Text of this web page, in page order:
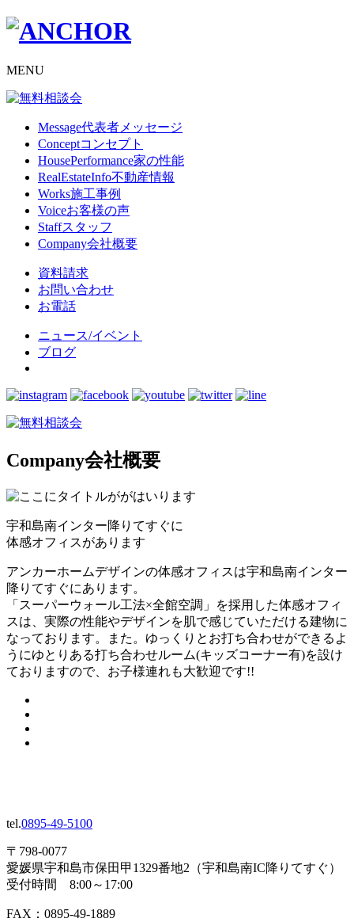
MENU
Message代表者メッセージ
Conceptコンセプト
HousePerformance家の性能
RealEstateInfo不動産情報
Works施工事例
Voiceお客様の声
Staffスタッフ
Company会社概要
資料請求
お問い合わせ
お電話
ニュース/イベント
ブログ
Company会社概要
宇和島南インター降りてすぐに
体感オフィスがあります
アンカーホームデザインの体感オフィスは宇和島南インター
降りてすぐにあります。
「スーパーウォール工法×全館空調」を採用した体感オフィ
スは、実際の性能やデザインを肌で感じていただける建物に
なっております。また。ゆっくりとお打ち合わせができるよ
うにゆとりある打ち合わせルーム(キッズコーナー有)を設け
ておりますので、お子様連れも大歓迎です!!
tel.0895-49-5100
〒798-0077
愛媛県宇和島市保田甲1329番地2（宇和島南IC降りてすぐ）
受付時間 8:00～17:00
FAX：0895-49-1889